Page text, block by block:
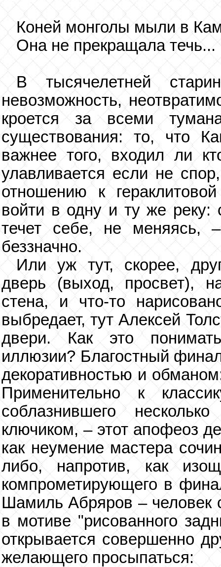
Коней монголы мыли в
Она не прекращала течь...
В тысячелетней
невозможность,
кроется за всеми
существования: то, что
важнее того, входил ли
улавливается если не
отношению к
войти в одну и ту же реку:
течет себе, не меняясь,
беззначно.
Или уж тут, скорее,
дверь (выход, просвет),
стена, и что-то
выбредает, тут Алексей
двери. Как это
иллюзии? Благостный
декоративностью и
Применительно к
соблазнившего
ключиком, – этот апофеоз
как неумение мастера
либо, напротив, как
компрометирующего в
Шамиль Абряров – человек
в мотиве "рисованного
открывается совершенно
желающего просыпаться: